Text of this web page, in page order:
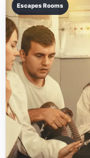
Escapes Rooms